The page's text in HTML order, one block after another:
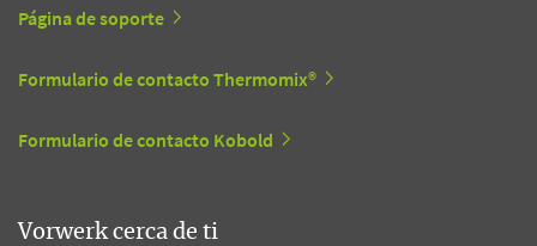
Página de soporte
Formulario de contacto Thermomix®
Formulario de contacto Kobold
Vorwerk cerca de ti